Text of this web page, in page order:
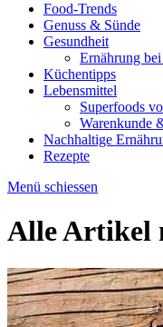
Food-Trends
Genuss & Sünde
Gesundheit
Ernährung
Küchentipps
Lebensmittel
Superfoods
Warenkunde
Nachhaltige
Rezepte
Menü schiessen
Alle Artikel